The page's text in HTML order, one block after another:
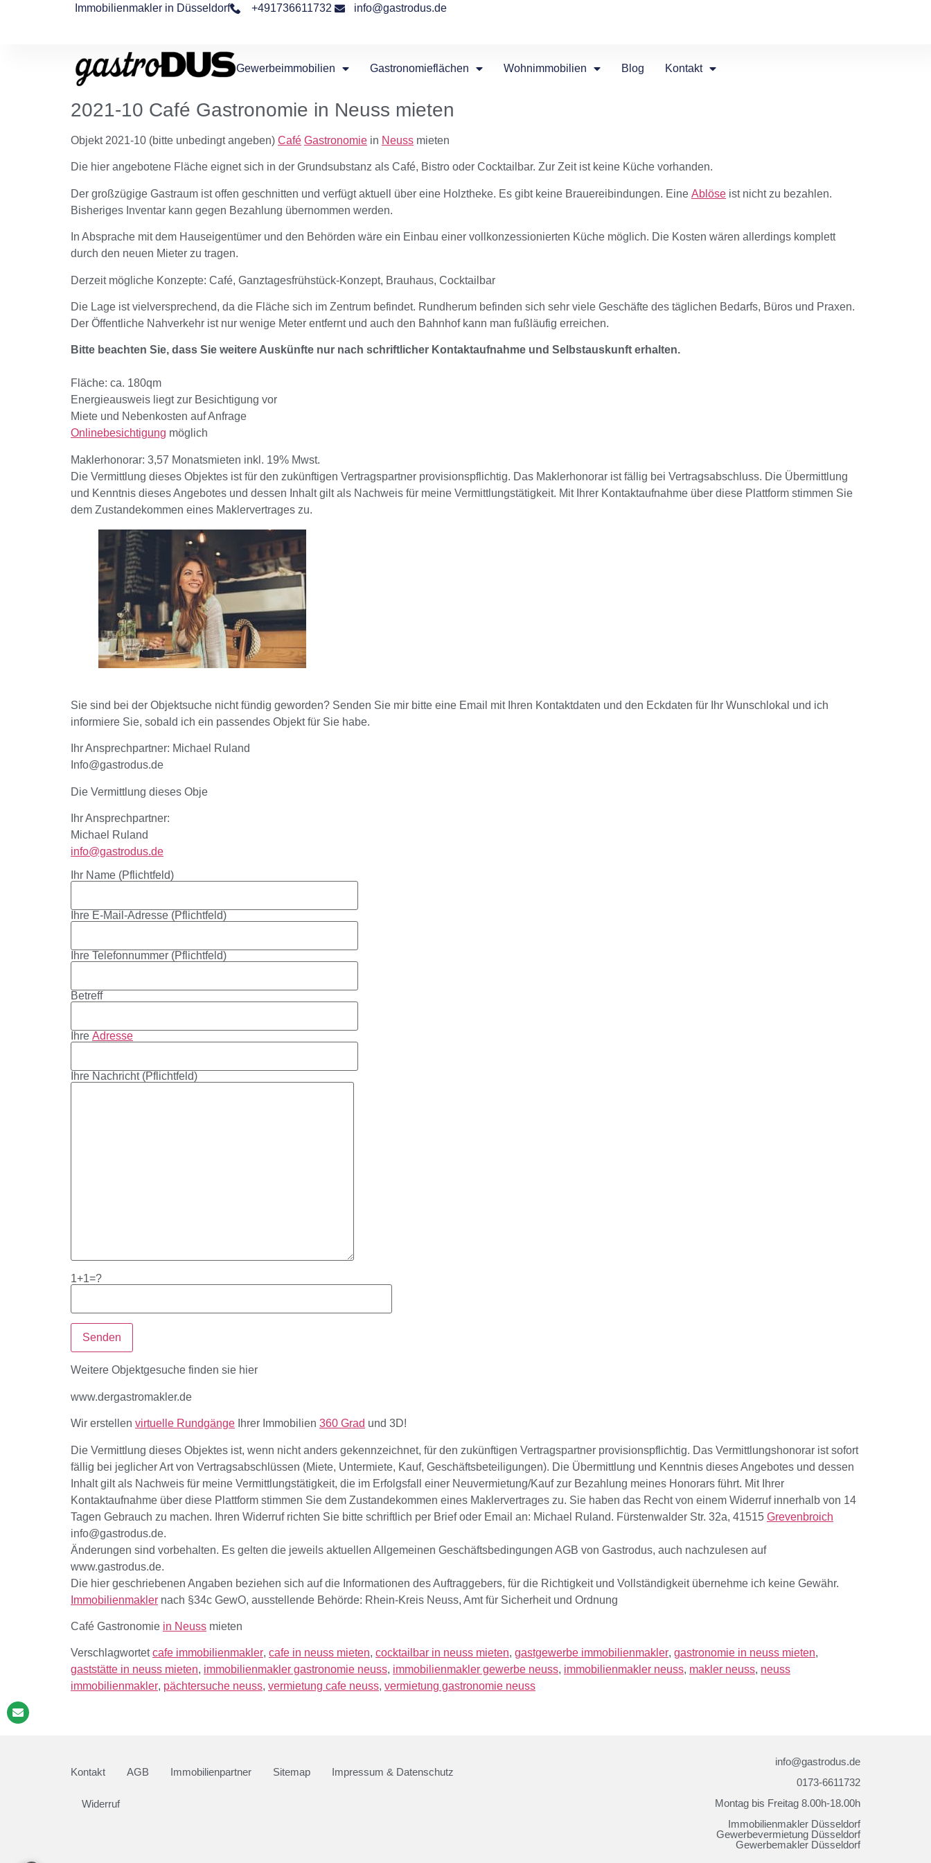
Immobilienmakler in Düsseldorf info@gastrodus.de
+491736611732
Gewerbeimmobilien Gastronomieflächen Wohnimmobilien Blog Kontakt
2021-10 Café Gastronomie in Neuss mieten
Objekt 2021-10 (bitte unbedingt angeben) Café Gastronomie in Neuss mieten
Die hier angebotene Fläche eignet sich in der Grundsubstanz als Café, Bistro oder Cocktailbar. Zur Zeit ist keine Küche vorhanden.
Der großzügige Gastraum ist offen geschnitten und verfügt aktuell über eine Holztheke. Es gibt keine Brauereibindungen. Eine Ablöse ist nicht zu bezahlen.
Bisheriges Inventar kann gegen Bezahlung übernommen werden.
In Absprache mit dem Hauseigentümer und den Behörden wäre ein Einbau einer vollkonzessionierten Küche möglich. Die Kosten wären allerdings komplett
durch den neuen Mieter zu tragen.
Derzeit mögliche Konzepte: Café, Ganztagesfrühstück-Konzept, Brauhaus, Cocktailbar
Die Lage ist vielversprechend, da die Fläche sich im Zentrum befindet. Rundherum befinden sich sehr viele Geschäfte des täglichen Bedarfs, Büros und Praxen.
Der Öffentliche Nahverkehr ist nur wenige Meter entfernt und auch den Bahnhof kann man fußläufig erreichen.
Bitte beachten Sie, dass Sie weitere Auskünfte nur nach schriftlicher Kontaktaufnahme und Selbstauskunft erhalten.
Fläche: ca. 180qm
Energieausweis liegt zur Besichtigung vor
Miete und Nebenkosten auf Anfrage
Onlinebesichtigung möglich
Maklerhonorar: 3,57 Monatsmieten inkl. 19% Mwst.
Die Vermittlung dieses Objektes ist für den zukünftigen Vertragspartner provisionspflichtig. Das Maklerhonorar ist fällig bei Vertragsabschluss. Die Übermittlung
und Kenntnis dieses Angebotes und dessen Inhalt gilt als Nachweis für meine Vermittlungstätigkeit. Mit Ihrer Kontaktaufnahme über diese Plattform stimmen Sie
dem Zustandekommen eines Maklervertrages zu.
Sie sind bei der Objektsuche nicht fündig geworden? Senden Sie mir bitte eine Email mit Ihren Kontaktdaten und den Eckdaten für Ihr Wunschlokal und ich
informiere Sie, sobald ich ein passendes Objekt für Sie habe.
Ihr Ansprechpartner: Michael Ruland
Info@gastrodus.de
Die Vermittlung dieses Obje
Ihr Ansprechpartner:
Michael Ruland
info@gastrodus.de
Ihr Name (Pflichtfeld)
Ihre E-Mail-Adresse (Pflichtfeld)
Ihre Telefonnummer (Pflichtfeld)
Betreff
Ihre Adresse
Ihre Nachricht (Pflichtfeld)
1+1=?
Weitere Objektgesuche finden sie hier
www.dergastromakler.de
Wir erstellen virtuelle Rundgänge Ihrer Immobilien 360 Grad und 3D!
Die Vermittlung dieses Objektes ist, wenn nicht anders gekennzeichnet, für den zukünftigen Vertragspartner provisionspflichtig. Das Vermittlungshonorar ist sofort
fällig bei jeglicher Art von Vertragsabschlüssen (Miete, Untermiete, Kauf, Geschäftsbeteiligungen). Die Übermittlung und Kenntnis dieses Angebotes und dessen
Inhalt gilt als Nachweis für meine Vermittlungstätigkeit, die im Erfolgsfall einer Neuvermietung/Kauf zur Bezahlung meines Honorars führt. Mit Ihrer
Kontaktaufnahme über diese Plattform stimmen Sie dem Zustandekommen eines Maklervertrages zu. Sie haben das Recht von einem Widerruf innerhalb von 14
Tagen Gebrauch zu machen. Ihren Widerruf richten Sie bitte schriftlich per Brief oder Email an: Michael Ruland. Fürstenwalder Str. 32a, 41515 Grevenbroich
info@gastrodus.de.
Änderungen sind vorbehalten. Es gelten die jeweils aktuellen Allgemeinen Geschäftsbedingungen AGB von Gastrodus, auch nachzulesen auf
www.gastrodus.de.
Die hier geschriebenen Angaben beziehen sich auf die Informationen des Auftraggebers, für die Richtigkeit und Vollständigkeit übernehme ich keine Gewähr.
Immobilienmakler nach §34c GewO, ausstellende Behörde: Rhein-Kreis Neuss, Amt für Sicherheit und Ordnung
Café Gastronomie in Neuss mieten
Verschlagwortetcafe immobilienmakler, cafe in neuss mieten, cocktailbar in neuss mieten, gastgewerbe immobilienmakler, gastronomie in neuss mieten,
gaststätte in neuss mieten, immobilienmakler gastronomie neuss, immobilienmakler gewerbe neuss, immobilienmakler neuss, makler neuss, neuss
immobilienmakler, pächtersuche neuss, vermietung cafe neuss, vermietung gastronomie neuss
Kontakt AGB Immobilienpartner Sitemap Impressum & Datenschutz
Widerruf
info@gastrodus.de
0173-6611732
Montag bis Freitag 8.00h-18.00h
Immobilienmakler Düsseldorf
Gewerbevermietung Düsseldorf
Gewerbemakler Düsseldorf